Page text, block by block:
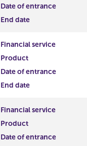
Date of entrance
End date
Financial service
Product
Date of entrance
End date
Financial service
Product
Date of entrance